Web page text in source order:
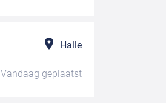
Halle
Vandaag geplaatst